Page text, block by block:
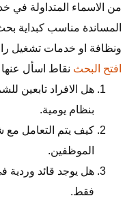
من الاسماء المتداولة في
المساندة مناسب كبداية
ونظافة او خدمات تشغيل
افتح البحث نقاط اسأل
هل الافراد تابعين
بنظام يومية.
كيف يتم التعامل مع
الموظفين.
هل يوجد قائد وردية
فقط.